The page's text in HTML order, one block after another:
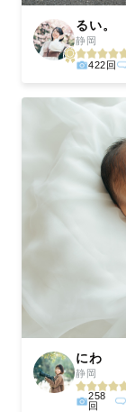
るい。
静岡
422回
にわ
静岡
258
回